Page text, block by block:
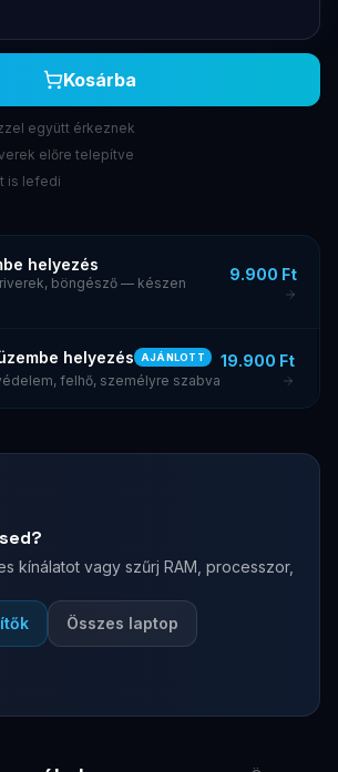
Kosárba
együtt érkeznek
előre telepítve
is lefedi
helyezés
böngésző — készen
9.900 Ft
helyezés AJÁNLOTT
felhő, személyre szabva
19.900 Ft
kínálatot vagy szűrj RAM, processzor,
Összes laptop